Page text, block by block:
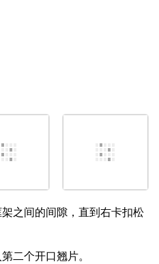
之间的间隙，直到右卡扣松
二个开口翘片。